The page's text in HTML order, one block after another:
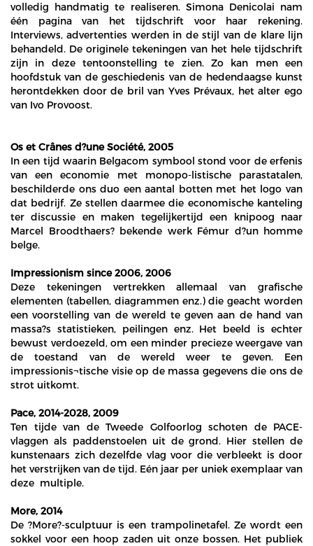
volledig handmatig te realiseren. Simona Denicolai nam
één pagina van het tijdschrift voor haar rekening.
Interviews, advertenties werden in de stijl van de klare lijn
behandeld. De originele tekeningen van het hele tijdschrift
zijn in deze tentoonstelling te zien. Zo kan men een
hoofdstuk van de geschiedenis van de hedendaagse kunst
herontdekken door de bril van Yves Prévaux, het alter ego
van Ivo Provoost.
Os et Crânes d?une Société, 2005
In een tijd waarin Belgacom symbool stond voor de erfenis
van een economie met monopo-listische parastatalen,
beschilderde ons duo een aantal botten met het logo van
dat bedrijf. Ze stellen daarmee die economische kanteling
ter discussie en maken tegelijkertijd een knipoog naar
Marcel Broodthaers? bekende werk Fémur d?un homme
belge.
Impressionism since 2006, 2006
Deze tekeningen vertrekken allemaal van grafische
elementen (tabellen, diagrammen enz.) die geacht worden
een voorstelling van de wereld te geven aan de hand van
massa?s statistieken, peilingen enz. Het beeld is echter
bewust verdoezeld, om een minder precieze weergave van
de toestand van de wereld weer te geven. Een
impressionis¬tische visie op de massa gegevens die ons de
strot uitkomt.
Pace, 2014-2028, 2009
Ten tijde van de Tweede Golfoorlog schoten de PACE-
vlaggen als paddenstoelen uit de grond. Hier stellen de
kunstenaars zich dezelfde vlag voor die verbleekt is door
het verstrijken van de tijd. Eén jaar per uniek exemplaar van
deze multiple.
More, 2014
De ?More?-sculptuur is een trampolinetafel. Ze wordt een
sokkel voor een hoop zaden uit onze bossen. Het publiek